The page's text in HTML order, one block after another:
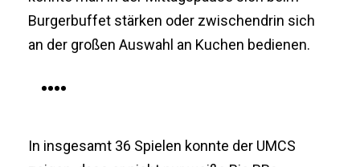
Burgerbuffet stärken oder zwischendrin sich
an der großen Auswahl an Kuchen bedienen.
In insgesamt 36 Spielen konnte der UMCS